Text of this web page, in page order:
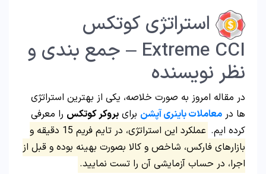
استراتژی کوتکس
Extreme CCI – جمع بندی و
نظر نویسنده
در مقاله امروز به صورت خلاصه، یکی از بهترین استراتژی
ها در معاملات باینری آپشن برای بروکر کوتکس را معرفی
کرده ایم.
عملکرد این استراتژی، در تایم فریم 15 دقیقه و
بازارهای فارکس، شاخص و کالا بصورت بهینه بوده و قبل از
اجرا، در حساب آزمایشی آن را تست نمایید.